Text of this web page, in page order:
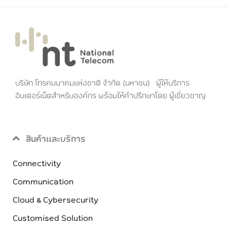
บริษัท โทรคมนาคมแห่งชาติ จำกัด (มหาชน) ผู้ให้บริการ
อินเตอร์เน็ตสำหรับองค์กร พร้อมให้คำปรึกษาโดย ผู้เชี่ยวชาญ
สินค้าและบริการ
Connectivity
Communication
Cloud & Cybersecurity
Customised Solution